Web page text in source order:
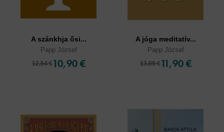
A szánkhja ősi...
Papp József
12,54 € 10,90 €
A jóga meditatív...
Papp József
13,09 € 11,90 €